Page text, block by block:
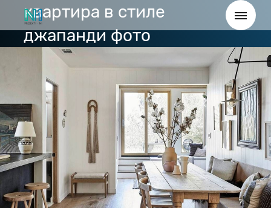
квартира в стиле
джапанди фото